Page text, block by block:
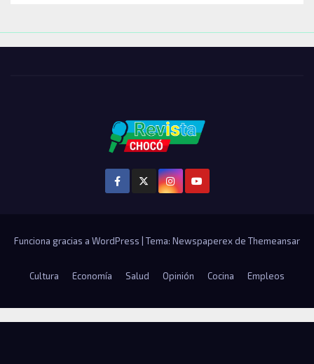
Funciona gracias a WordPress Tema: Newspaperex de Themeansar
Cultura Economía Salud Opinión Cocina Empleos